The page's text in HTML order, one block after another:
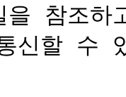
을 참조
신할 수